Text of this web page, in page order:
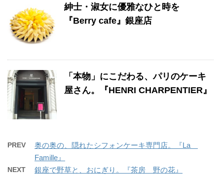
紳士・淑女に優雅なひと時を
『Berry cafe』銀座店
「本物」にこだわる、パリのケーキ
屋さん。『HENRI CHARPENTIER』
PREV
奥の奥の、隠れたシフォンケーキ専門店。『La
Famille』
NEXT 銀座で野草と、おにぎり。『茶房 野の花』